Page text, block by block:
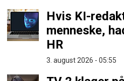
Hvis KI-
menneske,
HR
3. august 2026 - 05:55